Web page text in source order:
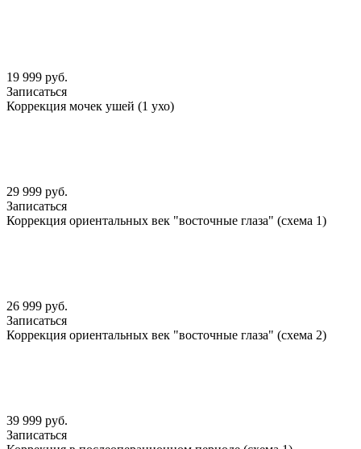
19 999 руб.
Записаться
Коррекция мочек ушей (1 ухо)
29 999 руб.
Записаться
Коррекция ориентальных век "восточные глаза" (схема 1)
26 999 руб.
Записаться
Коррекция ориентальных век "восточные глаза" (схема 2)
39 999 руб.
Записаться